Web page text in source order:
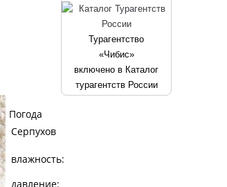
Турагентство
«Чибис»
включено в Каталог
турагентств России
Погода
Серпухов
влажность:
давление: